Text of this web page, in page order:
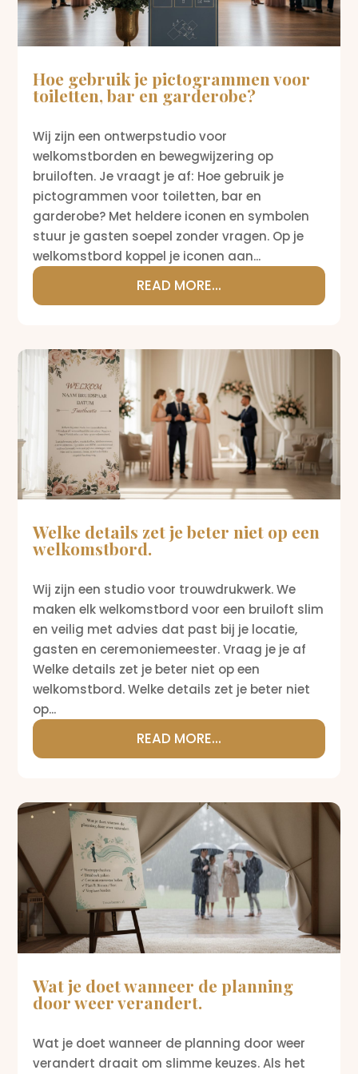
Hoe gebruik je pictogrammen voor
toiletten, bar en garderobe?
Wij zijn een ontwerpstudio voor
welkomstborden en bewegwijzering op
bruiloften. Je vraagt je af: Hoe gebruik je
pictogrammen voor toiletten, bar en
garderobe? Met heldere iconen en symbolen
stuur je gasten soepel zonder vragen. Op je
welkomstbord koppel je iconen aan...
READ MORE...
Welke details zet je beter niet op een
welkomstbord.
Wij zijn een studio voor trouwdrukwerk. We
maken elk welkomstbord voor een bruiloft slim
en veilig met advies dat past bij je locatie,
gasten en ceremoniemeester. Vraag je je af
Welke details zet je beter niet op een
welkomstbord. Welke details zet je beter niet
op...
READ MORE...
Wat je doet wanneer de planning
door weer verandert.
Wat je doet wanneer de planning door weer
verandert draait om slimme keuzes. Als het